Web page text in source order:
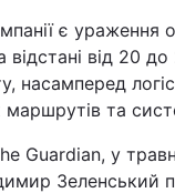
є ураження
відстані від 20
насамперед
маршрутів та
Guardian, у
Зеленський